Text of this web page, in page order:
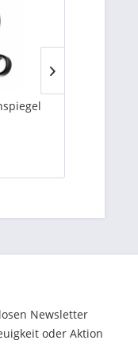
Newsletter
oder Aktion